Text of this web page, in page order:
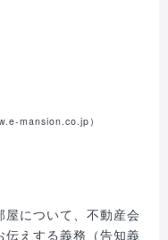
mansion.co.jp）
について、不動産会
えする義務（告知義